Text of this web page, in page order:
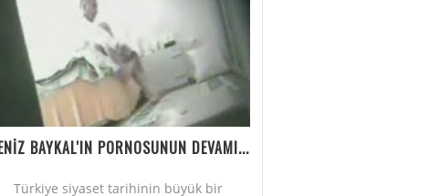
BAYKAL'IN PORNOSUNUN DEVAMI...
Türkiye siyaset tarihinin büyük bir